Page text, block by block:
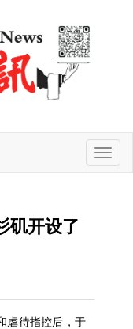
切
换
矶开设了
虐待指控后，于